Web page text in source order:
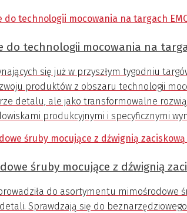
do technologii mocowania na
się już w przyszłym tygodniu
produktów z obszaru technologii
detalu, ale jako transformowalne
produkcyjnymi i specyficznymi
śruby mocujące z dźwignią
do asortymentu mimośrodowe
Sprawdzają się do